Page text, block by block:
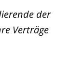
der
Verträge